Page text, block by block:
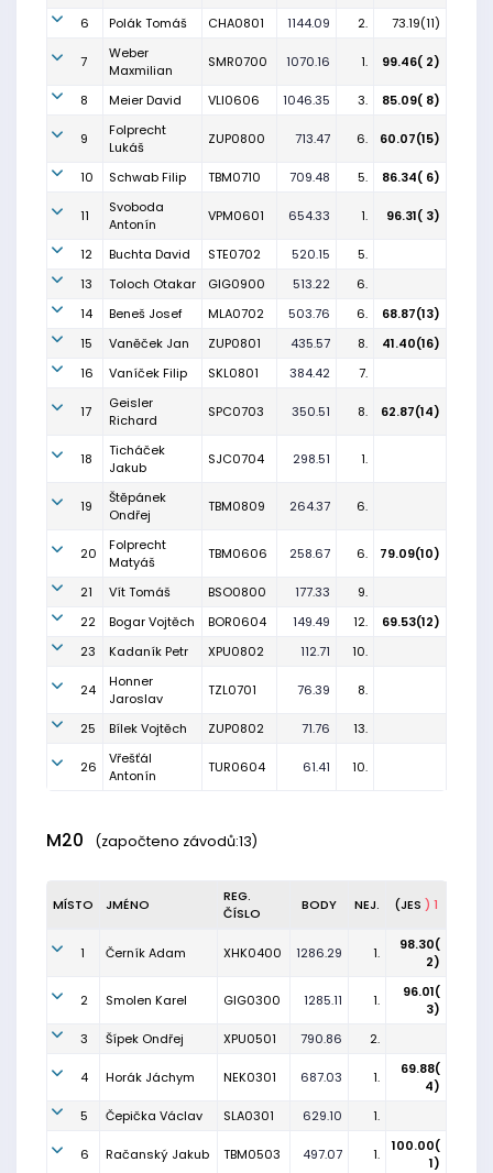
6
Polák Tomáš CHA0801 1144.09 2. 73.19(11)
7
Weber
Maxmilian
SMR0700 1070.16 1. 99.46( 2)
8 Meier David VLI0606 1046.35 3. 85.09( 8)
9
Folprecht
Lukáš
ZUP0800 713.47 6. 60.07(15)
10 Schwab Filip TBM0710 709.48 5. 86.34( 6)
11
Svoboda
Antonín
VPM0601 654.33 1. 96.31( 3)
12 Buchta David STE0702 520.15
5.
13
Toloch Otakar GIG0900 513.22
6.
14
Beneš Josef MLA0702 503.76 6.
68.87(13)
15
Vaněček Jan ZUP0801 435.57 8.
41.40(16)
16
Vaníček Filip SKL0801 384.42 7.
17
Geisler
Richard
SPC0703 350.51 8. 62.87(14)
18
Ticháček
Jakub
SJC0704 298.51 1.
19
Štěpánek
Ondřej
TBM0809 264.37 6.
20
Folprecht
Matyáš
TBM0606 258.67 6. 79.09(10)
21 Vít Tomáš BSO0800 177.33
9.
22
Bogar Vojtěch BOR0604 149.49 12.
69.53(12)
23
Kadaník Petr XPU0802 112.71 10.
24
Honner
Jaroslav
TZL0701 76.39 8.
25 Bílek Vojtěch ZUP0802 71.76 13.
26
Vřešťál
Antonín
TUR0604 61.41 10.
M20 (započteno závodů:13)
MÍSTO JMÉNO
REG.
ČÍSLO
BODY NEJ. (JES ) 1
1 Černík Adam XHK0400 1286.29 1.
98.30(
2)
2 Smolen Karel GIG0300 1285.11 1.
96.01(
3)
3
Šípek Ondřej XPU0501 790.86 2.
4 Horák Jáchym NEK0301 687.03 1.
69.88(
4)
5
Čepička Václav SLA0301 629.10 1.
6 Račanský Jakub TBM0503 497.07 1.
100.00(
1)